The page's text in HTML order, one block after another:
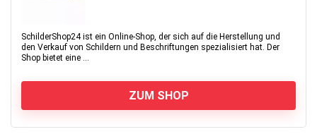
SchilderShop24 ist ein Online-Shop, der sich auf die Herstellung und
den Verkauf von Schildern und Beschriftungen spezialisiert hat. Der
Shop bietet eine ...
ZUM SHOP